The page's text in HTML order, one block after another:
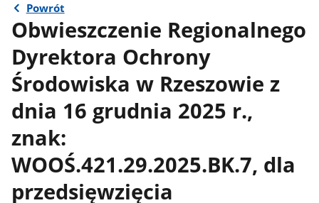
Powrót
Obwieszczenie Regionalnego
Dyrektora Ochrony
Środowiska w Rzeszowie z
dnia 16 grudnia 2025 r.,
znak:
WOOŚ.421.29.2025.BK.7, dla
przedsięwzięcia